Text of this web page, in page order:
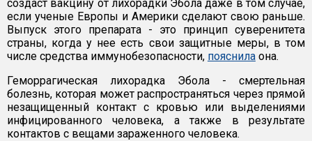
создаст вакцину от лихорадки Эбола даже в том случае,
если ученые Европы и Америки сделают свою раньше.
Выпуск этого препарата - это принцип суверенитета
страны, когда у нее есть свои защитные меры, в том
числе средства иммунобезопасности, пояснила она.
Геморрагическая лихорадка Эбола - смертельная
болезнь, которая может распространяться через прямой
незащищенный контакт с кровью или выделениями
инфицированного человека, а также в результате
контактов с вещами зараженного человека.